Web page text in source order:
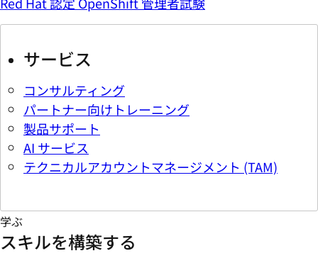
サービス
コンサルティング
パートナー向けトレーニング
製品サポート
AI サービス
テクニカルアカウントマネージメント (TAM)
学ぶ
スキルを構築する